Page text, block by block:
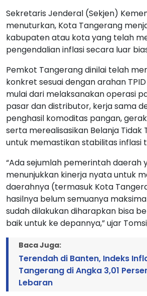
Sekretaris Jenderal (Sekjen)
menuturkan, Kota Tangerang
kabupaten atau kota yang telah
pengendalian inflasi secara luar
Pemkot Tangerang dinilai telah
konkret sesuai dengan arahan
mulai dari melaksanakan operasi
pasar dan distributor, kerja sama
penghasil komoditas pangan,
serta merealisasikan Belanja Tidak
untuk memastikan stabilitas inflasi
“Ada sejumlah pemerintah daerah
menunjukkan kinerja nyata untuk
daerahnya (termasuk Kota
hasilnya belum semuanya
sudah dilakukan diharapkan bisa
baik untuk ke depannya,” ujar
Baca Juga:
Terendah di Banten, Indeks
Tangerang di Angka 3,01
Lebaran